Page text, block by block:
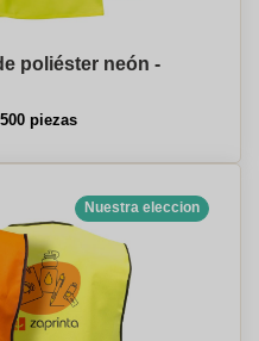
poliéster neón -
piezas
Nuestra eleccion